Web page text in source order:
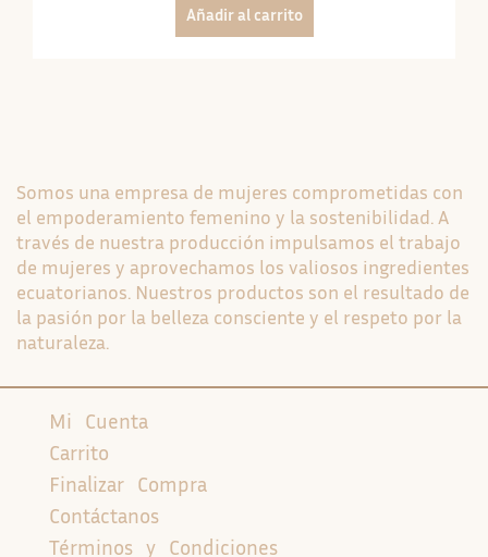
Añadir al carrito
Somos una empresa de mujeres comprometidas con
el empoderamiento femenino y la sostenibilidad. A
través de nuestra producción impulsamos el trabajo
de mujeres y aprovechamos los valiosos ingredientes
ecuatorianos. Nuestros productos son el resultado de
la pasión por la belleza consciente y el respeto por la
naturaleza.
Mi Cuenta
Carrito
Finalizar Compra
Contáctanos
Términos y Condiciones